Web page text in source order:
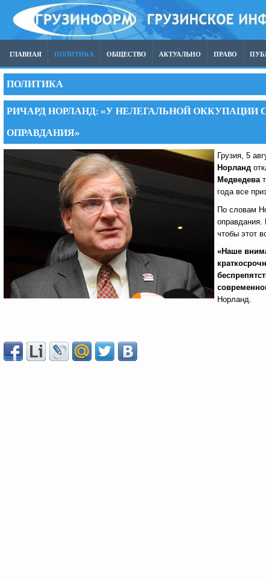
ГЛАВНАЯ ПОЛИТИКА ОБЩЕСТВО АКТУАЛЬНО ПРАВО
ПОЛИТИКА
РИЧАРД НОРЛАНД: «У НЕЛЕГАЛЬНОЙ
ОПРАВДАНИЯ»
Грузия, 5
Норланд
Медведева
года все
По словам
оправдания.
чтобы этот
«Наше
Норланд.